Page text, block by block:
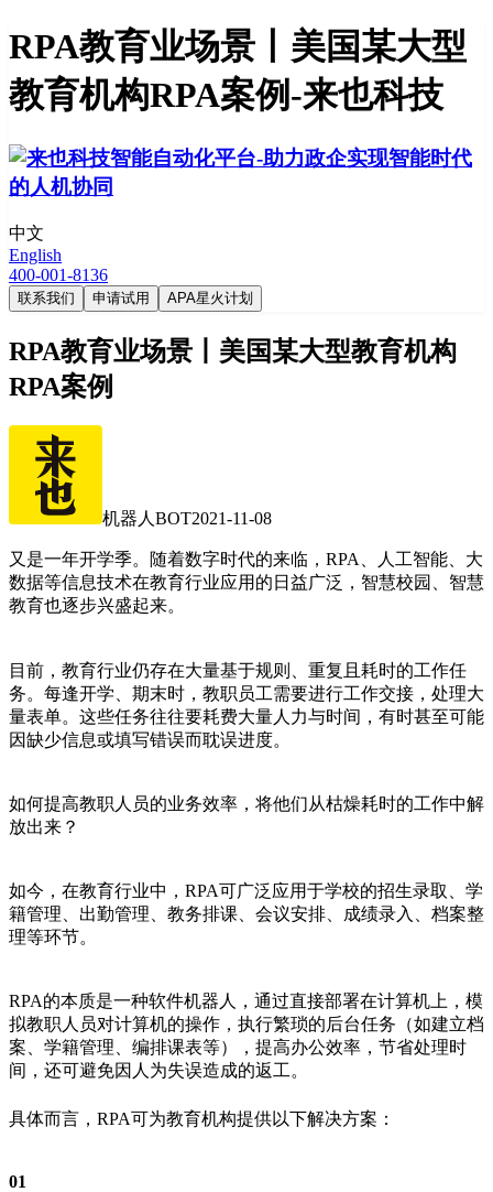
RPA教育业场景丨美国某大型
教育机构RPA案例-来也科技
中文
English
400-001-8136
联系我们 申请试用 APA星火计划
RPA教育业场景丨美国某大型教育机构
RPA案例
机器人BOT2021-11-08
又是一年开学季。随着数字时代的来临，RPA、人工智能、大
数据等信息技术在教育行业应用的日益广泛，智慧校园、智慧
教育也逐步兴盛起来。
目前，教育行业仍存在大量基于规则、重复且耗时的工作任
务。每逢开学、期末时，教职员工需要进行工作交接，处理大
量表单。这些任务往往要耗费大量人力与时间，有时甚至可能
因缺少信息或填写错误而耽误进度。
如何提高教职人员的业务效率，将他们从枯燥耗时的工作中解
放出来？
如今，在教育行业中，RPA可广泛应用于学校的招生录取、学
籍管理、出勤管理、教务排课、会议安排、成绩录入、档案整
理等环节。
RPA的本质是一种软件机器人，通过直接部署在计算机上，模
拟教职人员对计算机的操作，执行繁琐的后台任务（如建立档
案、学籍管理、编排课表等），提高办公效率，节省处理时
间，还可避免因人为失误造成的返工。
具体而言，RPA可为教育机构提供以下解决方案：
01